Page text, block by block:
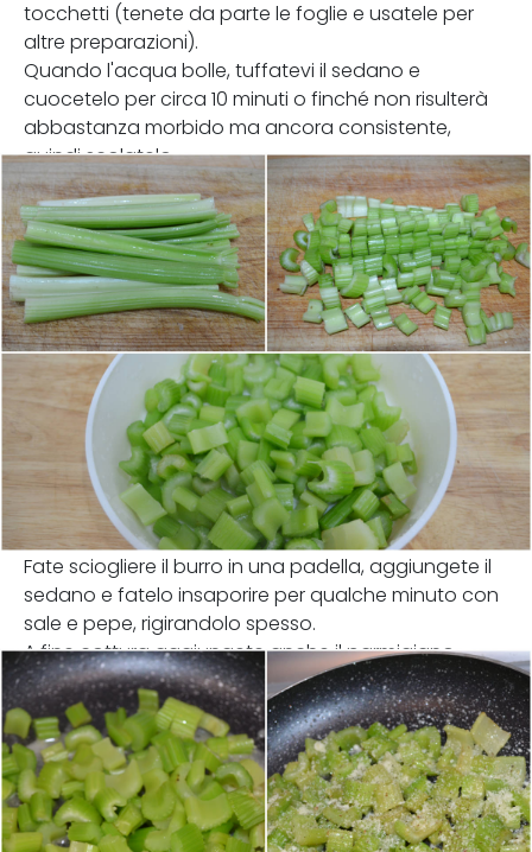
tocchetti (tenete da parte le foglie e usatele per
altre preparazioni).
Quando l'acqua bolle, tuffatevi il sedano e
cuocetelo per circa 10 minuti o finché non risulterà
abbastanza morbido ma ancora consistente,
quindi scolatelo.
Fate sciogliere il burro in una padella, aggiungete il
sedano e fatelo insaporire per qualche minuto con
sale e pepe, rigirandolo spesso.
A fine cottura aggiungete anche il parmigiano.